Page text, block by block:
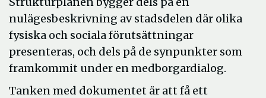
nulägesbeskrivning av stadsdelen där olika
fysiska och sociala förutsättningar
presenteras, och dels på de synpunkter som
framkommit under en medborgardialog.
Tanken med dokumentet är att få ett